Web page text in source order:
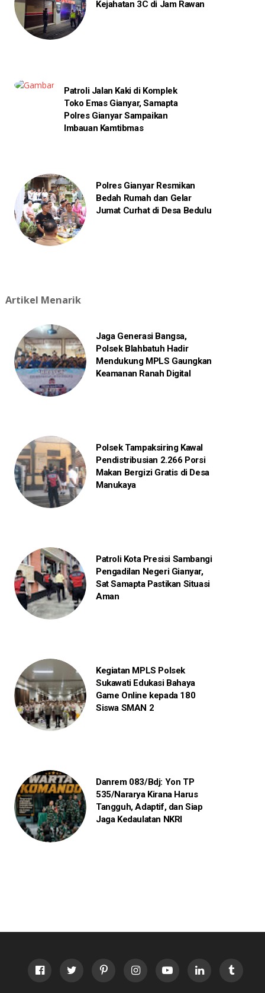
Kejahatan 3C di Jam Rawan
Patroli Jalan Kaki di Komplek
Toko Emas Gianyar, Samapta
Polres Gianyar Sampaikan
Imbauan Kamtibmas
Polres Gianyar Resmikan
Bedah Rumah dan Gelar
Jumat Curhat di Desa Bedulu
Artikel Menarik
Jaga Generasi Bangsa,
Polsek Blahbatuh Hadir
Mendukung MPLS Gaungkan
Keamanan Ranah Digital
Polsek Tampaksiring Kawal
Pendistribusian 2.266 Porsi
Makan Bergizi Gratis di Desa
Manukaya
Patroli Kota Presisi Sambangi
Pengadilan Negeri Gianyar,
Sat Samapta Pastikan Situasi
Aman
Kegiatan MPLS Polsek
Sukawati Edukasi Bahaya
Game Online kepada 180
Siswa SMAN 2
Danrem 083/Bdj: Yon TP
535/Nararya Kirana Harus
Tangguh, Adaptif, dan Siap
Jaga Kedaulatan NKRI